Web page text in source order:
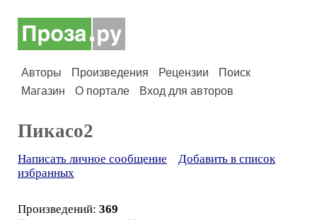
Авторы Произведения Рецензии
Поиск
Магазин
О портале Вход для авторов
Пикасо2
Написать личное сообщение
Добавить в список
избранных
Произведений: 369